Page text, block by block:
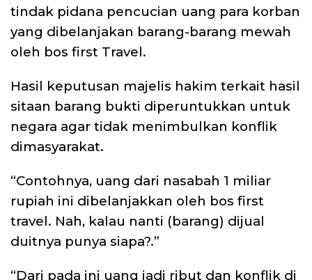
tindak pidana pencucian uang para korban
yang dibelanjakan barang-barang mewah
oleh bos first Travel.
Hasil keputusan majelis hakim terkait hasil
sitaan barang bukti diperuntukkan untuk
negara agar tidak menimbulkan konflik
dimasyarakat.
“Contohnya, uang dari nasabah 1 miliar
rupiah ini dibelanjakkan oleh bos first
travel. Nah, kalau nanti (barang) dijual
duitnya punya siapa?.”
“Dari pada ini uang jadi ribut dan konflik di